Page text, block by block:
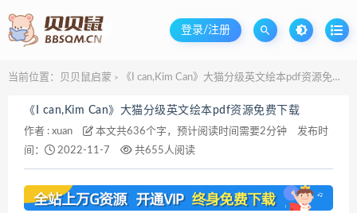
登录/注册
当前位置： 贝贝鼠启蒙 > 《I can,Kim Can》大猫分级英文绘本pdf资源免费下载
《I can,Kim Can》大猫分级英文绘本pdf资源免费下载
作者 : xuan 本文共636个字，预计阅读时间需要2分钟
发布时
间：
2022-11-7 共655人阅读